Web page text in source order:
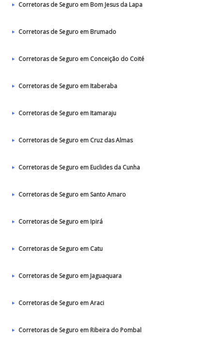
Corretoras de Seguro em Bom Jesus da Lapa
Corretoras de Seguro em Brumado
Corretoras de Seguro em Conceição do Coité
Corretoras de Seguro em Itaberaba
Corretoras de Seguro em Itamaraju
Corretoras de Seguro em Cruz das Almas
Corretoras de Seguro em Euclides da Cunha
Corretoras de Seguro em Santo Amaro
Corretoras de Seguro em Ipirá
Corretoras de Seguro em Catu
Corretoras de Seguro em Jaguaquara
Corretoras de Seguro em Araci
Corretoras de Seguro em Ribeira do Pombal